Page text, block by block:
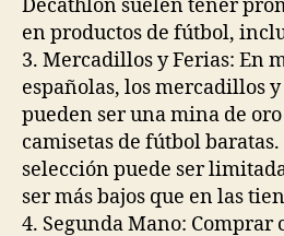
Decathlon suelen tener
en productos de fútbol,
3. Mercadillos y Ferias: En
españolas, los mercadillos
pueden ser una mina de
camisetas de fútbol
selección puede ser
ser más bajos que en las
4. Segunda Mano: Comprar